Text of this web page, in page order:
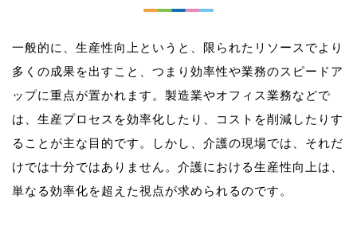
一般的に、生産性向上というと、限られたリソースでより
多くの成果を出すこと、つまり効率性や業務のスピードア
ップに重点が置かれます。製造業やオフィス業務などで
は、生産プロセスを効率化したり、コストを削減したりす
ることが主な目的です。しかし、介護の現場では、それだ
けでは十分ではありません。介護における生産性向上は、
単なる効率化を超えた視点が求められるのです。